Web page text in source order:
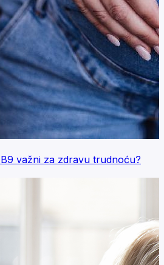
važni za zdravu trudnoću?